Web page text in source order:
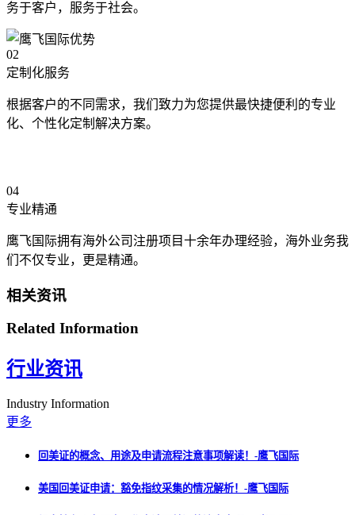
务于客户，服务于社会。
02
定制化服务
根据客户的不同需求，我们致力为您提供最快捷便利的专业
化、个性化定制解决方案。
04
专业精通
鹰飞国际拥有海外公司注册项目十余年办理经验，海外业务我
们不仅专业，更是精通。
相关资讯
Related Information
行业资讯
Industry Information
更多
回美证的概念、用途及申请流程注意事项解读！-鹰飞国际
美国回美证申请：豁免指纹采集的情况解析！-鹰飞国际